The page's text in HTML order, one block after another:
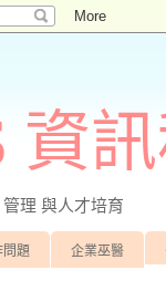
資
理 與人才培育
問題 企業巫醫